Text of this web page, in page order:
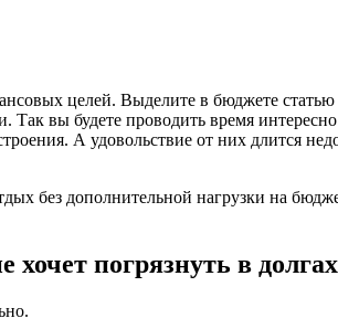
целей. Выделите в бюджете
вы будете проводить время
А удовольствие от них длится
без дополнительной нагрузки на
погрязнуть в долгах